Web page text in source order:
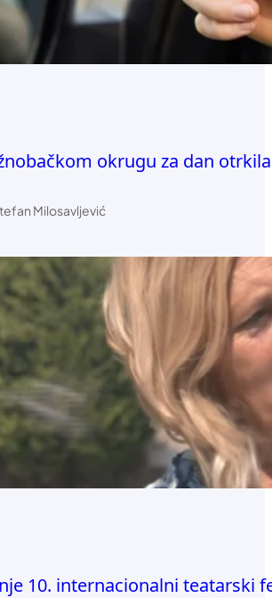
okrugu za dan
Milosavljević
10. internacionalni teatarski